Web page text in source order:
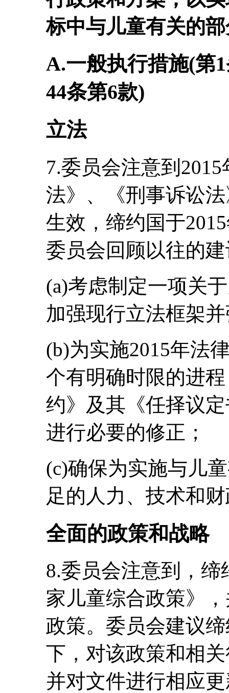
标中与儿童有关的
A.一般执行措施(第
44条第6款)
立法
7.委员会注意到
法》、《刑事诉讼
生效，缔约国于
委员会回顾以往的
(a)考虑制定一项关
加强现行立法框架
(b)为实施2015年法
个有明确时限的进
约》及其《任择议
进行必要的修正；
(c)确保为实施与儿
足的人力、技术和
全面的政策和战略
8.委员会注意到，缔
家儿童综合政策》
政策。委员会建议
下，对该政策和相
并对文件进行相应